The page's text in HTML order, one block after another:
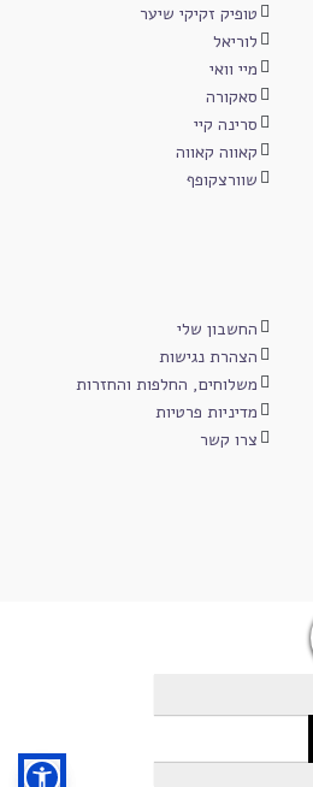
טופיק זקיקי שיער
לוריאל
מיי וואי
סאקורה
סרינה קיי
קאווה קאווה
שוורצקופף
החשבון שלי
הצהרת נגישות
משלוחים, החלפות והחזרות
מדיניות פרטיות
צרו קשר